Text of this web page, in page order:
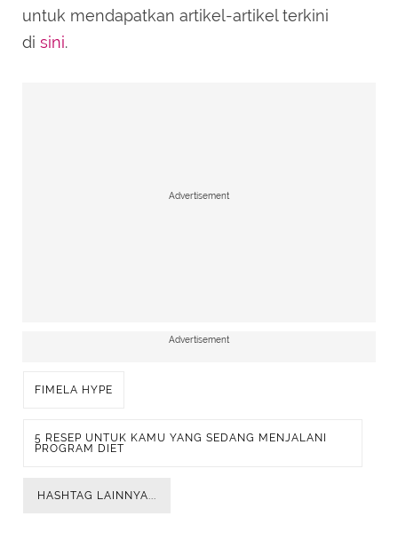
untuk mendapatkan artikel-artikel terkini
di sini.
Advertisement
Advertisement
FIMELA HYPE
5 RESEP UNTUK KAMU YANG SEDANG MENJALANI
PROGRAM DIET
HASHTAG LAINNYA...